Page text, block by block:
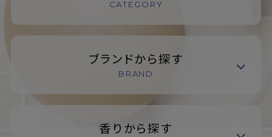
CATEGORY
ブランドから探す
BRAND
香りから探す